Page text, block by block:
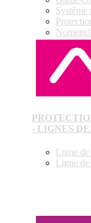
Système
- LIGNES
Ligne
Ligne